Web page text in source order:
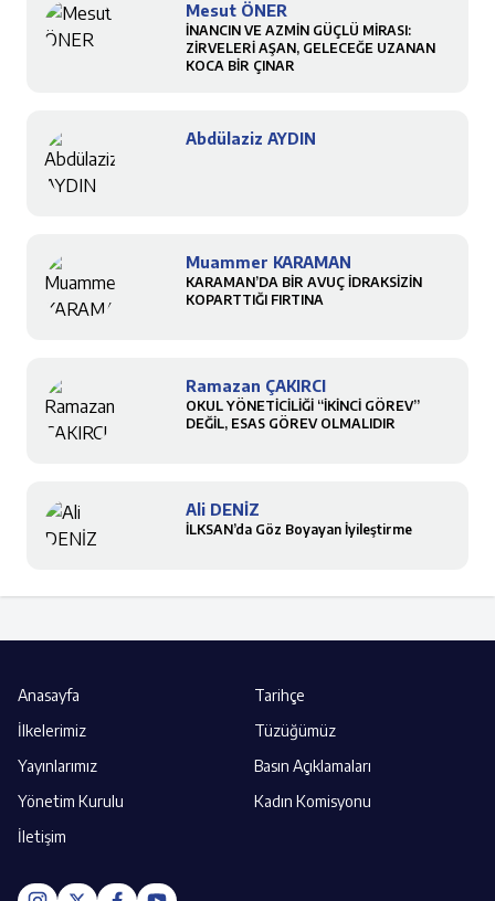
Mesut ÖNER
İNANCIN VE AZMİN GÜÇLÜ MİRASI:
ZİRVELERİ AŞAN, GELECEĞE UZANAN
KOCA BİR ÇINAR
Abdülaziz AYDIN
Muammer KARAMAN
KARAMAN’DA BİR AVUÇ İDRAKSİZİN
KOPARTTIĞI FIRTINA
Ramazan ÇAKIRCI
OKUL YÖNETİCİLİĞİ “İKİNCİ GÖREV”
DEĞİL, ESAS GÖREV OLMALIDIR
Ali DENİZ
İLKSAN’da Göz Boyayan İyileştirme
Anasayfa
Tarihçe
İlkelerimiz
Tüzüğümüz
Yayınlarımız
Basın Açıklamaları
Yönetim Kurulu
Kadın Komisyonu
İletişim